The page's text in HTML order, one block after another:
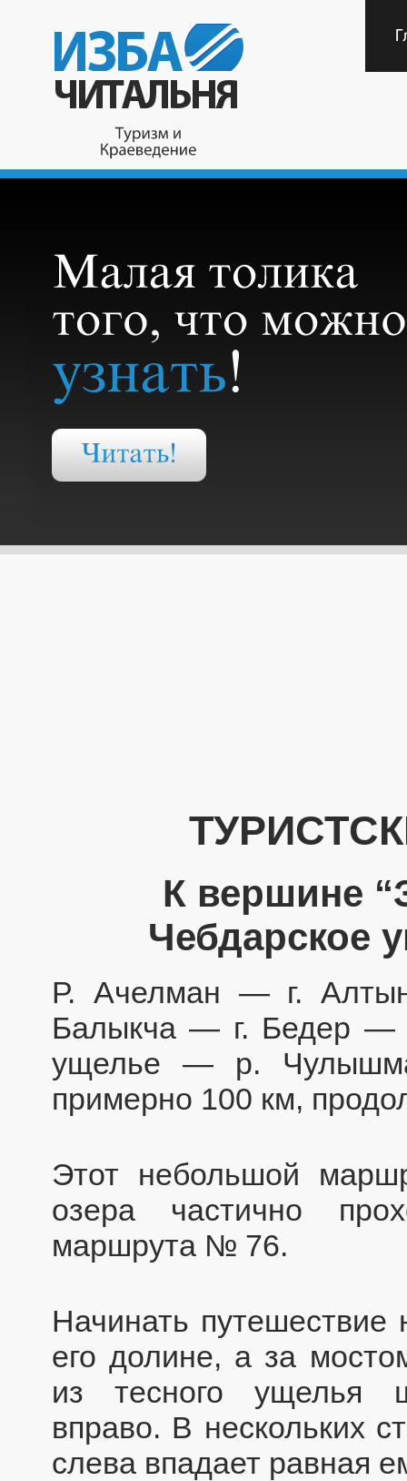
К вершине
Чебдарское
Р. Ачелман — г.
Балыкча — г. Бедер —
ущелье — р.
примерно 100 км,
Этот небольшой
озера частично
маршрута № 76.
Начинать
его долине, а за
из тесного ущелья
вправо. В нескольких
слева впадает равная